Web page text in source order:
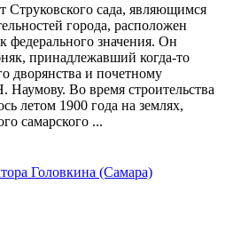
Струковского сада, являющимся
города, расположен
федерального значения. Он
принадлежавший когда-то
дворянства и почетному
Во время строительства
летом 1900 года на землях,
самарского ...